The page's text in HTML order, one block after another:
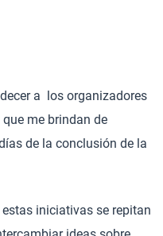
a los organizadores
me brindan de
de la conclusión de la
iniciativas se repitan